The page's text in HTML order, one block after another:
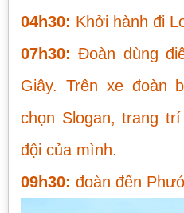
04h30: Khởi hành đi
07h30:Đoàn dùng
Giây. Trên xe đoàn
chọn Slogan, trang
đội của mình.
09h30: đoàn đến